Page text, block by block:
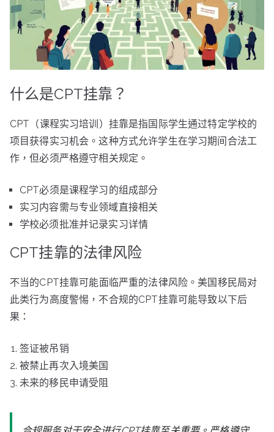
什么是CPT挂靠？
CPT（课程实习培训）挂靠是指国际学生通过特定学校的
项目获得实习机会。这种方式允许学生在学习期间合法工
作，但必须严格遵守相关规定。
CPT必须是课程学习的组成部分
实习内容需与专业领域直接相关
学校必须批准并记录实习详情
CPT挂靠的法律风险
不当的CPT挂靠可能面临严重的法律风险。美国移民局对
此类行为高度警惕，不合规的CPT挂靠可能导致以下后
果：
签证被吊销
被禁止再次入境美国
未来的移民申请受阻